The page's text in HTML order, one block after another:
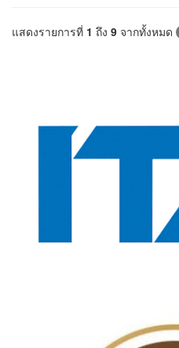
แสดงรายการที่ 1 ถึง 9 จากทั้งหมด